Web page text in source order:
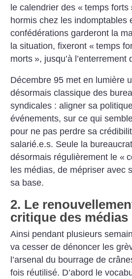
le calendrier des « temps forts
hormis chez les indomptables
confédérations garderont la
la situation, fixeront « temps
morts », jusqu’à l’enterrement
Décembre 95 met en lumière
désormais classique des
syndicales : aligner sa
événements, sur ce qui
pour ne pas perdre sa
salarié.e.s. Seule la
désormais régulièrement le «
les médias, de mépriser avec
sa base.
2. Le
critique des médias
Ainsi pendant plusieurs
va cesser de dénoncer les
l’arsenal du bourrage de
fois réutilisé. D’abord le